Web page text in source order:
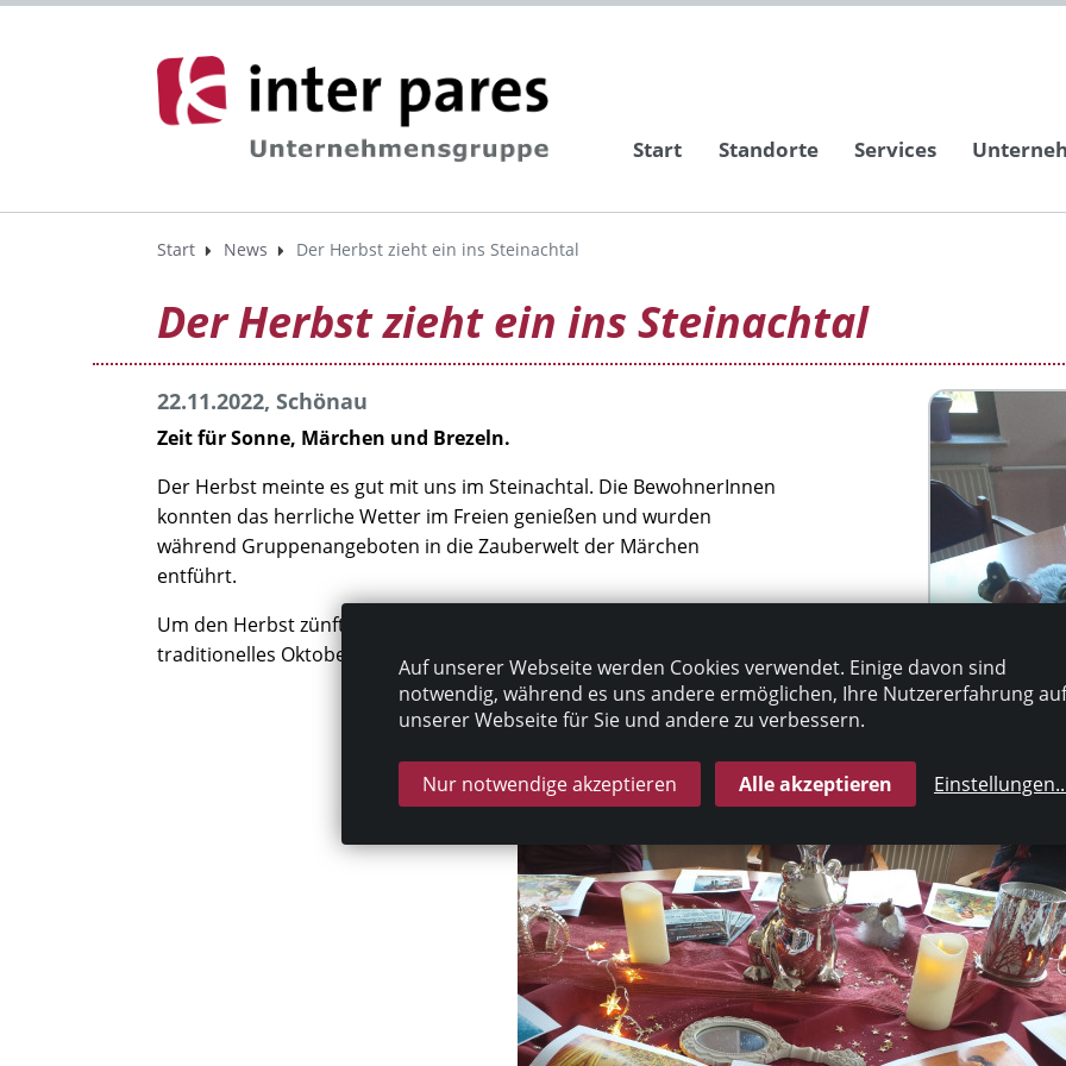
Start Standorte Services
Start News Der Herbst zieht ein ins Steinachtal
Der Herbst zieht ein ins Steinachtal
22.11.2022, Schönau
Zeit für Sonne, Märchen und Brezeln.
Der Herbst meinte es gut mit uns im Steinachtal. Die BewohnerInnen
konnten das herrliche Wetter im Freien genießen und wurden
während Gruppenangeboten in die Zauberwelt der Märchen
entführt.
Um den Herbst zünftig zu verabschieden, gab es dann noch ein
traditionelles Oktoberfest mit Weißwurst, Brezeln und Weizenbier.
Auf unserer Webseite werden Cookies verwendet. Einige davon sind
notwendig, während es uns andere ermöglichen, Ihre Nutzererfahrung auf
unserer Webseite für Sie und andere zu verbessern.
Nur notwendige akzeptieren Alle akzeptieren Einstellungen